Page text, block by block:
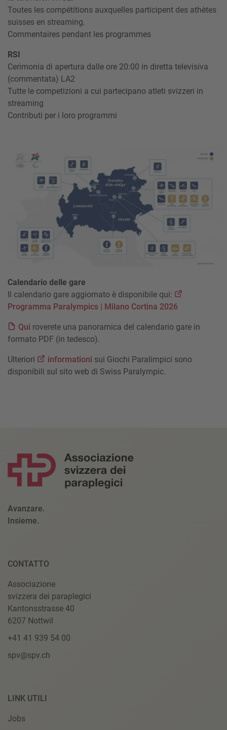
Toutes les compétitions auxquelles participent des athètes
suisses en streaming.
Commentaires pendant les programmes
RSI
Cerimonia di apertura dalle ore 20:00 in diretta televisiva
(commentata) LA2
Tutte le competizioni a cui partecipano atleti svizzeri in
streaming
Contributi per i loro programmi
Calendario delle gare
Il calendario gare aggiornato è disponibile qui:
Programma Paralympics | Milano Cortina 2026
Qui roverete una panoramica del calendario gare in
formato PDF (in tedesco).
Ulteriori informationi sui Giochi Paralimpici sono
disponibili sul sito web di Swiss Paralympic.
Avanzare.
Insieme.
CONTATTO
Associazione
svizzera dei paraplegici
Kantonsstrasse 40
6207 Nottwil
+41 41 939 54 00
spv@spv.ch
LINK UTILI
Jobs